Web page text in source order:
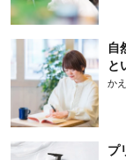
自
と
か
プ